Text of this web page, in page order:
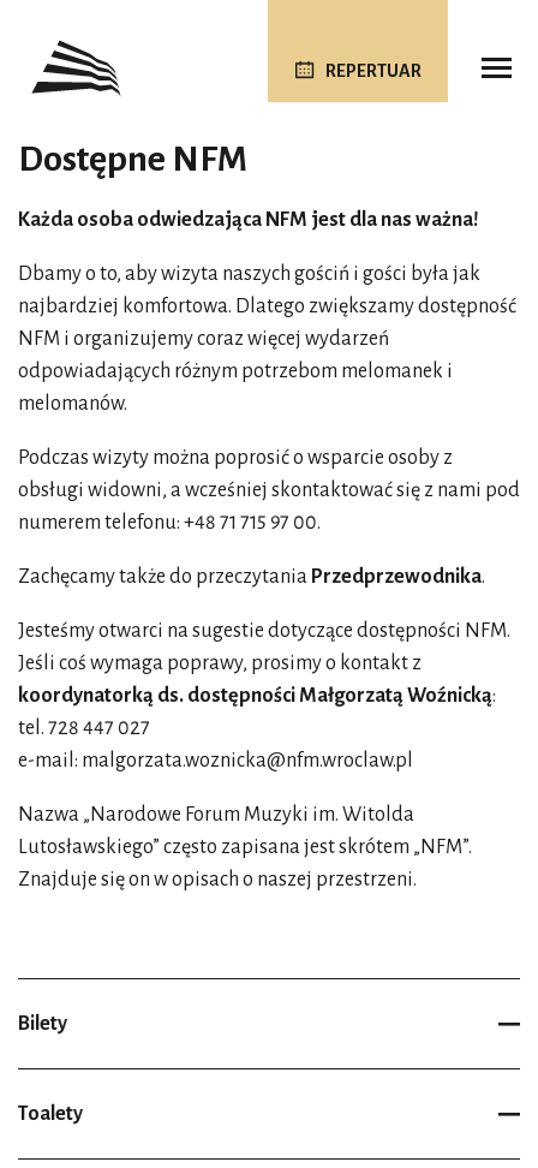
REPERTUAR
Dostępne NFM
Każda osoba odwiedzająca NFM jest dla nas ważna!
Dbamy o to, aby wizyta naszych gościń i gości była jak
najbardziej komfortowa. Dlatego zwiększamy dostępność
NFM i organizujemy coraz więcej wydarzeń
odpowiadających różnym potrzebom melomanek i
melomanów.
Podczas wizyty można poprosić o wsparcie osoby z
obsługi widowni, a wcześniej skontaktować się z nami pod
numerem telefonu: +48 71 715 97 00.
Zachęcamy także do przeczytania Przedprzewodnika.
Jesteśmy otwarci na sugestie dotyczące dostępności NFM.
Jeśli coś wymaga poprawy, prosimy o kontakt z
koordynatorką ds. dostępności Małgorzatą Woźnicką:
tel. 728 447 027
e-mail: malgorzata.woznicka@nfm.wroclaw.pl
Nazwa „Narodowe Forum Muzyki im. Witolda
Lutosławskiego” często zapisana jest skrótem „NFM”.
Znajduje się on w opisach o naszej przestrzeni.
Bilety
Toalety